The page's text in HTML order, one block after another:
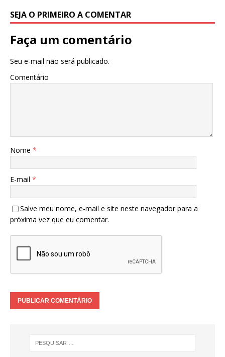
SEJA O PRIMEIRO A COMENTAR
Faça um comentário
Seu e-mail não será publicado.
Comentário
Nome *
E-mail *
Salve meu nome, e-mail e site neste navegador para a
próxima vez que eu comentar.